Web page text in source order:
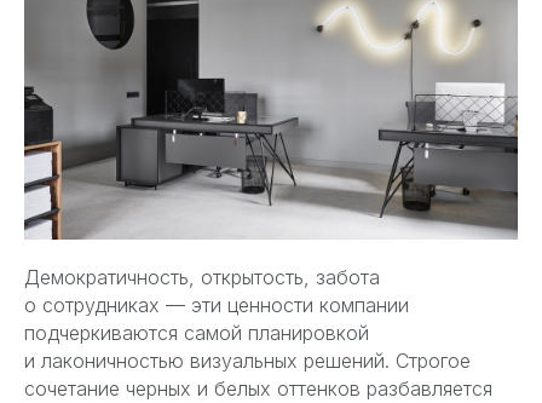
Демократичность, открытость, забота
о сотрудниках — эти ценности компании
подчеркиваются самой планировкой
и лаконичностью визуальных решений. Строгое
сочетание черных и белых оттенков разбавляется